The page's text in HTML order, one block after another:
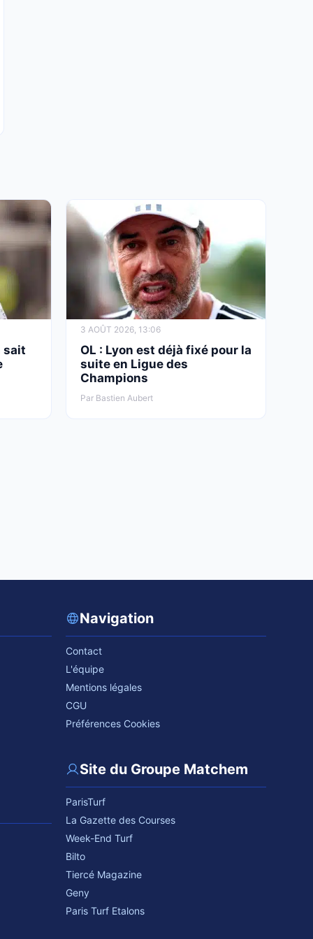
ASSE : Ian Cathro ouvre la porte à deux
invités surprise !
27 JUIL 2026, 00:00
Real Madrid : Mbappé a fait une petite
infidélité à Ester Exposito !
26 JUIL 2026, 09:50
Davitashvili et Stassin !
sait
3 AOÛT 2026, 13:06
OL : Lyon est déjà fixé pour la
suite en Ligue des
Champions
Par Bastien Aubert
Navigation
Contact
L'équipe
Mentions légales
CGU
Préférences Cookies
Site du Groupe Matchem
ParisTurf
La Gazette des Courses
Week-End Turf
Bilto
Tiercé Magazine
Geny
Paris Turf Etalons